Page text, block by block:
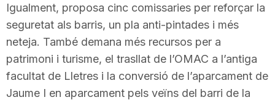
Igualment, proposa cinc comissaries per reforçar la
seguretat als barris, un pla anti-pintades i més
neteja. També demana més recursos per a
patrimoni i turisme, el trasllat de l’OMAC a l’antiga
facultat de Lletres i la conversió de l’aparcament de
Jaume I en aparcament pels veïns del barri de la